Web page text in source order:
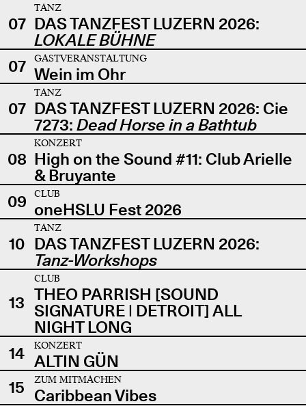
07
TANZ
DAS TANZFEST LUZERN 2026:
LOKALE BÜHNE
07
GASTVERANSTALTUNG
Wein im Ohr
07
TANZ
DAS TANZFEST LUZERN 2026: Cie
7273: Dead Horse in a Bathtub
08
KONZERT
High on the Sound #11: Club Arielle
& Bruyante
09
CLUB
oneHSLU Fest 2026
10
TANZ
DAS TANZFEST LUZERN 2026:
Tanz-Workshops
13
CLUB
THEO PARRISH [SOUND
SIGNATURE | DETROIT] ALL
NIGHT LONG
14
KONZERT
ALTIN GÜN
15
ZUM MITMACHEN
Caribbean Vibes